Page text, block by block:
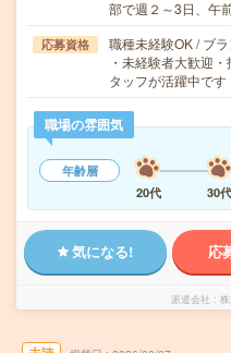
部で週２～3日、午
応募資格
職種未経験OK / ブ
・未経験者大歓迎
タッフが活躍中で
職場の雰囲気
年齢層
20代
30代
気になる! 応
派遣会社